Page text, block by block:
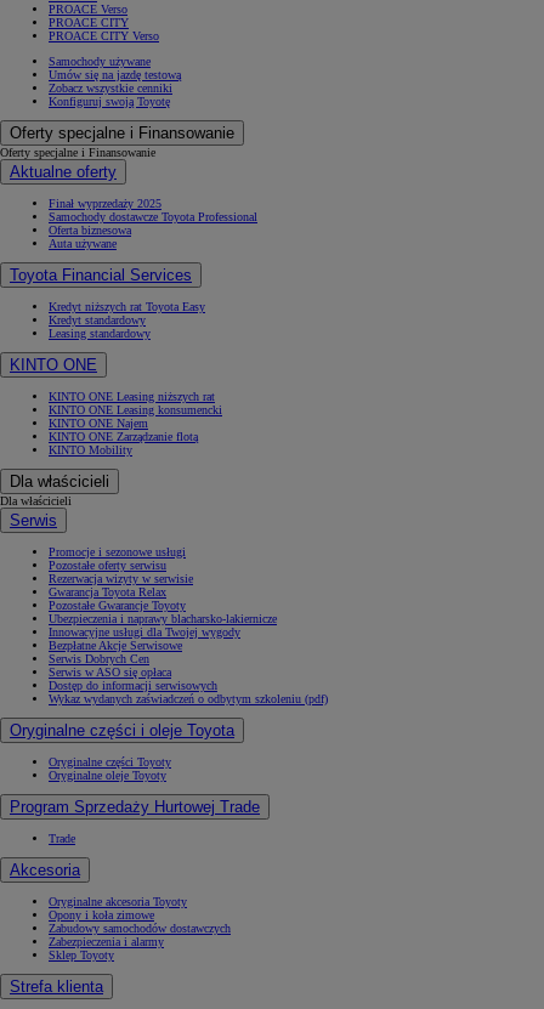
PROACE Verso
PROACE CITY
PROACE CITY Verso
Samochody używane
Umów się na jazdę testową
Zobacz wszystkie cenniki
Konfiguruj swoją Toyotę
Oferty specjalne i Finansowanie
Oferty specjalne i Finansowanie
Aktualne oferty
Finał wyprzedaży 2025
Samochody dostawcze Toyota Professional
Oferta biznesowa
Auta używane
Toyota Financial Services
Kredyt niższych rat Toyota Easy
Kredyt standardowy
Leasing standardowy
KINTO ONE
KINTO ONE Leasing niższych rat
KINTO ONE Leasing konsumencki
KINTO ONE Najem
KINTO ONE Zarządzanie flotą
KINTO Mobility
Dla właścicieli
Dla właścicieli
Serwis
Promocje i sezonowe usługi
Pozostałe oferty serwisu
Rezerwacja wizyty w serwisie
Gwarancja Toyota Relax
Pozostałe Gwarancje Toyoty
Ubezpieczenia i naprawy blacharsko-lakiernicze
Innowacyjne usługi dla Twojej wygody
Bezpłatne Akcje Serwisowe
Serwis Dobrych Cen
Serwis w ASO się opłaca
Dostęp do informacji serwisowych
Wykaz wydanych zaświadczeń o odbytym szkoleniu (pdf)
Oryginalne części i oleje Toyota
Oryginalne części Toyoty
Oryginalne oleje Toyoty
Program Sprzedaży Hurtowej Trade
Trade
Akcesoria
Oryginalne akcesoria Toyoty
Opony i koła zimowe
Zabudowy samochodów dostawczych
Zabezpieczenia i alarmy
Sklep Toyoty
Strefa klienta